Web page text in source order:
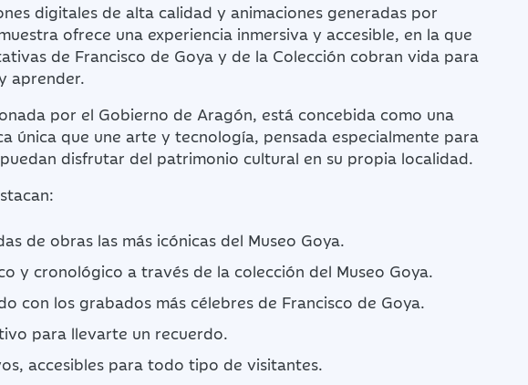
digitales de alta calidad y animaciones generadas por
ofrece una experiencia inmersiva y accesible, en la que
de Francisco de Goya y de la Colección cobran vida para
aprender.
por el Gobierno de Aragón, está concebida como una
única que une arte y tecnología, pensada especialmente para
disfrutar del patrimonio cultural en su propia localidad.
de obras las más icónicas del Museo Goya.
y cronológico a través de la colección del Museo Goya.
con los grabados más célebres de Francisco de Goya.
para llevarte un recuerdo.
accesibles para todo tipo de visitantes.